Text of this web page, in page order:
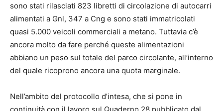
sono stati rilasciati 823 libretti di circolazione di autocarri
alimentati a Gnl, 347 a Cng e sono stati immatricolati
quasi 5.000 veicoli commerciali a metano. Tuttavia c’è
ancora molto da fare perché queste alimentazioni
abbiano un peso sul totale del parco circolante, all’interno
del quale ricoprono ancora una quota marginale.
Nell’ambito del protocollo d’intesa, che si pone in